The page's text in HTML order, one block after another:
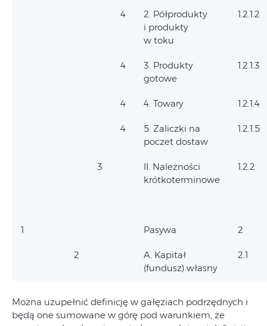
4
2. Półprodukty
i produkty
w toku
1.2.1.2
4
3. Produkty
gotowe
1.2.1.3
4 4. Towary 1.2.1.4
4
5. Zaliczki na
poczet dostaw
1.2.1.5
3
II. Należności
krótkoterminowe
1.2.2
1 Pasywa 2
2
A. Kapitał
(fundusz) własny
2.1
Można uzupełnić definicję w gałęziach podrzędnych i
będą one sumowane w górę pod warunkiem, że